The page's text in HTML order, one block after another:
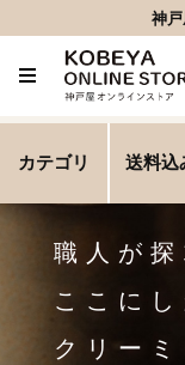
神
カテゴリ 送料込
ホーム バスクチーズ
職人が探
ここに
クリー